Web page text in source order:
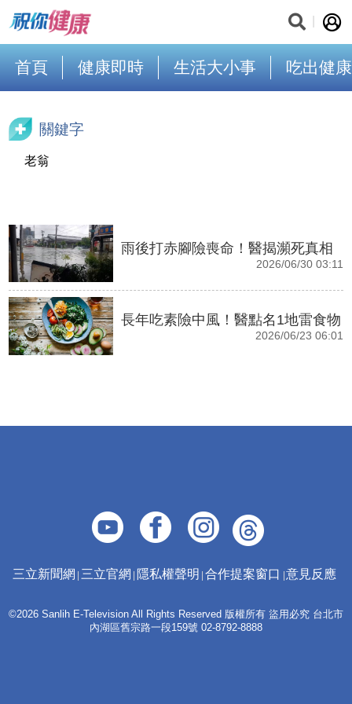
首頁 健康即時 生活大小事 吃出健康
關鍵字
老翁
雨後打赤腳險喪命！醫揭瀕死真相
2026/06/30 03:11
長年吃素險中風！醫點名1地雷食物
2026/06/23 06:01
三立新聞網 三立官網 隱私權聲明 合作提案窗口 意見反應
©2026 Sanlih E-Television All Rights Reserved 版權所有 盜用必究 台北市
內湖區舊宗路一段159號 02-8792-8888